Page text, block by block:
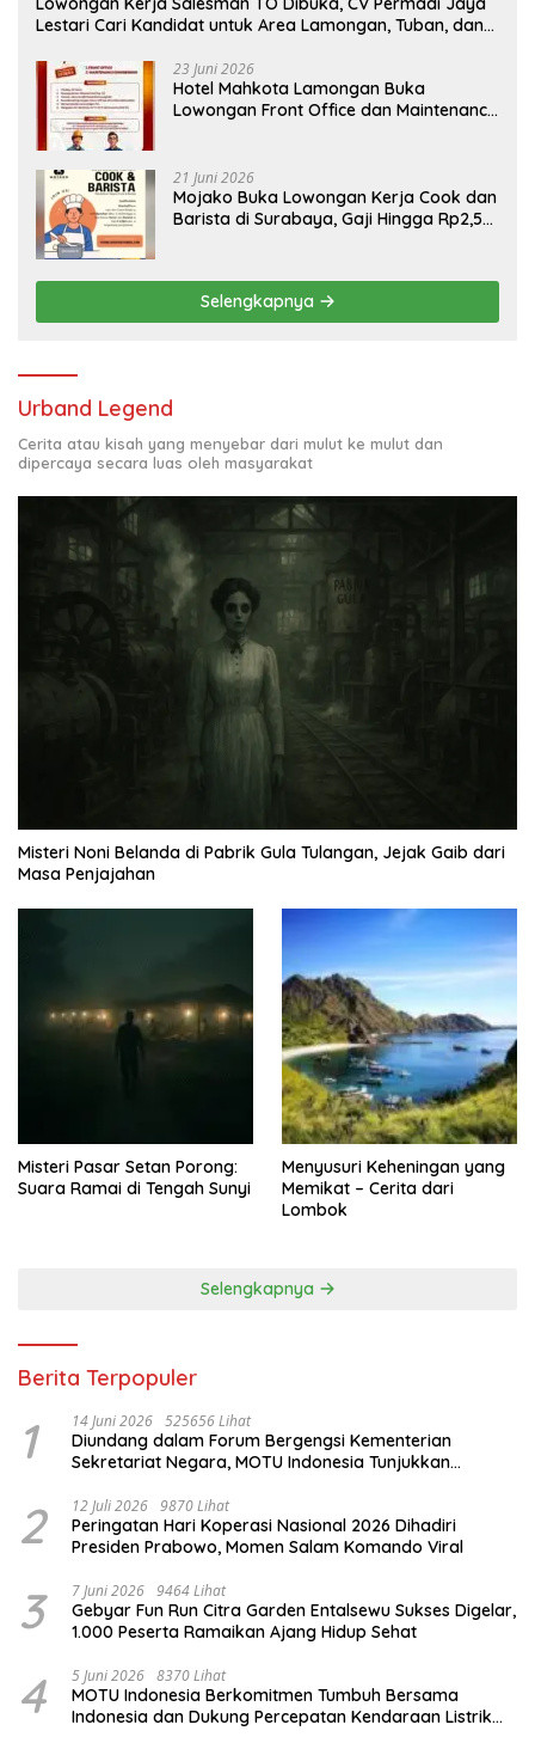
Lestari Cari Kandidat untuk Area Lamongan, Tuban, dan
23 Juni 2026
Hotel Mahkota Lamongan Buka
Lowongan Front Office dan Maintenance
21 Juni 2026
Mojako Buka Lowongan Kerja Cook dan
Barista di Surabaya, Gaji Hingga Rp2,5
Selengkapnya
Urband Legend
Cerita atau kisah yang menyebar dari mulut ke mulut dan
dipercaya secara luas oleh masyarakat
Misteri Noni Belanda di Pabrik Gula Tulangan, Jejak Gaib dari
Masa Penjajahan
Misteri Pasar Setan Porong:
Suara Ramai di Tengah Sunyi
Menyusuri Keheningan yang
Memikat – Cerita dari
Lombok
Selengkapnya
Berita Terpopuler
1 14 Juni 2026 525656 Lihat
Diundang dalam Forum Bergengsi Kementerian
Sekretariat Negara, MOTU Indonesia Tunjukkan
2 12 Juli 2026 9870 Lihat
Peringatan Hari Koperasi Nasional 2026 Dihadiri
Presiden Prabowo, Momen Salam Komando Viral
3 7 Juni 2026 9464 Lihat
Gebyar Fun Run Citra Garden Entalsewu Sukses Digelar,
1.000 Peserta Ramaikan Ajang Hidup Sehat
4 5 Juni 2026 8370 Lihat
MOTU Indonesia Berkomitmen Tumbuh Bersama
Indonesia dan Dukung Percepatan Kendaraan Listrik